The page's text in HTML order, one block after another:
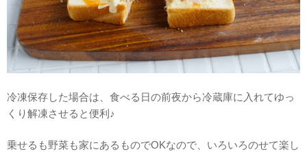
冷凍保存した場合は、食べる日の前夜から冷蔵庫に入れてゆっ
くり解凍させると便利♪
乗せるも野菜も家にあるものでOKなので、いろいろのせて楽し